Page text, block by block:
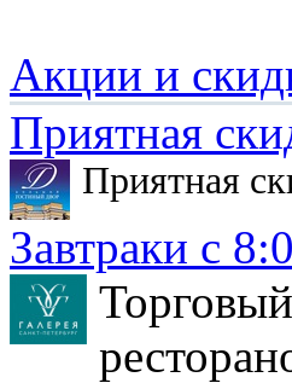
Акции и
Приятная
Приятная
Завтраки с